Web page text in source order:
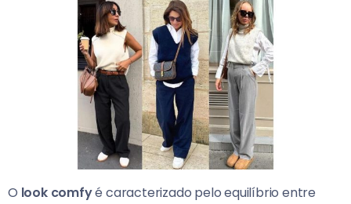
O look comfyé caracterizado pelo equilíbrio entre